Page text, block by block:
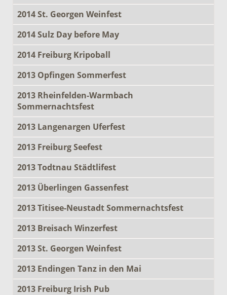
2014 St. Georgen Weinfest
2014 Sulz Day before May
2014 Freiburg Kripoball
2013 Opfingen Sommerfest
2013 Rheinfelden-Warmbach
Sommernachtsfest
2013 Langenargen Uferfest
2013 Freiburg Seefest
2013 Todtnau Städtlifest
2013 Überlingen Gassenfest
2013 Titisee-Neustadt Sommernachtsfest
2013 Breisach Winzerfest
2013 St. Georgen Weinfest
2013 Endingen Tanz in den Mai
2013 Freiburg Irish Pub